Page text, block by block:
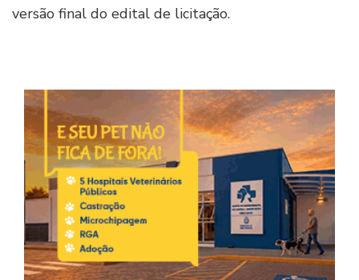
versão final do edital de licitação.